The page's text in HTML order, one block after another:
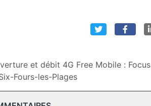
et débit 4G Free Mobile : Focus
Fours-les-Plages